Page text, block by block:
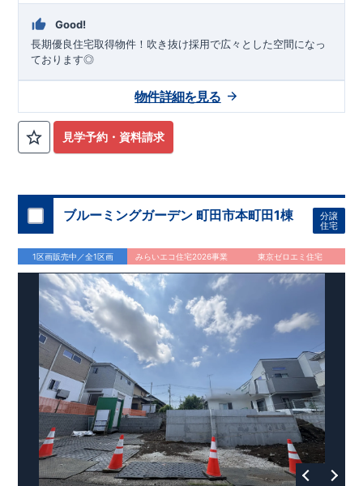
Good!
長期優良住宅取得物件！吹き抜け採用で広々とした空間になっ
ております◎
見学予約・資料請求
物件詳細を見る
ブルーミングガーデン 町田市本町田1棟
分譲
住宅
1区画販売中／全1区画 みらいエコ住宅2026事業 東京ゼロエミ住宅